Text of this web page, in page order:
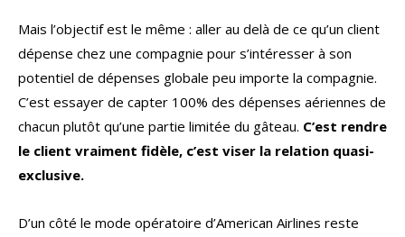
Mais l’objectif est le même : aller au delà de ce qu’un client
dépense chez une compagnie pour s’intéresser à son
potentiel de dépenses globale peu importe la compagnie.
C’est essayer de capter 100% des dépenses aériennes de
chacun plutôt qu’une partie limitée du gâteau. C’est rendre
le client vraiment fidèle, c’est viser la relation quasi-
exclusive.
D’un côté le mode opératoire d’American Airlines reste